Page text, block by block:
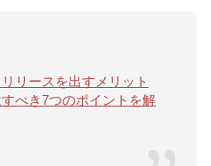
リースを出すメリット
べき7つのポイントを解